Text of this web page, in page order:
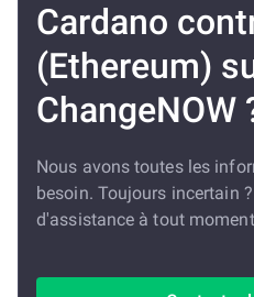
Cardano
(Ethereum)
ChangeNOW
Nous avons toutes les
besoin. Toujours incertain
d'assistance à tout